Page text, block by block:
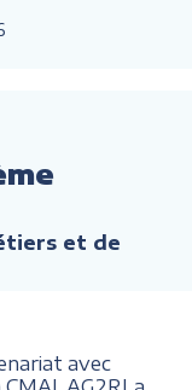
et de
avec
AG2RLa